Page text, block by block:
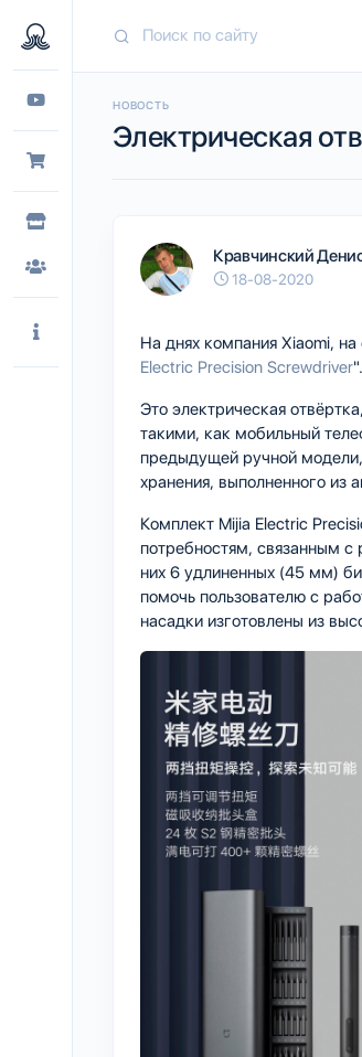
НОВОСТЬ
Электрическая
Кравчинский
18-08-2020
На днях компания Xiaomi,
Electric Precision Screwdriver".
Это электрическая
такими, как мобильный
предыдущей ручной
хранения, выполненного из
Комплект Mijia Electric
потребностям, связанным
них 6 удлиненных (45 мм)
помочь пользователю с
насадки изготовлены ​​из